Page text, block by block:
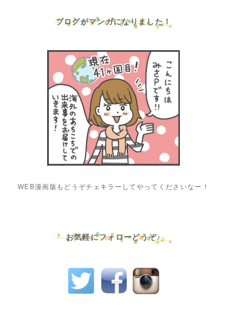
ブログがマンガになりました！
WEB漫画版もどうぞチェキラーしてやってくださいなー！
お気軽にフォローどうぞ♪